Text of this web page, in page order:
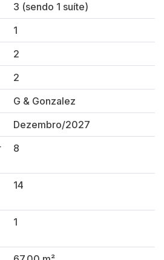
3 (sendo 1 suíte)
1
2
2
G & Gonzalez
Dezembro/2027
8
14
1